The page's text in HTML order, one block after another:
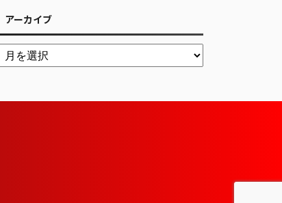
アーカイブ